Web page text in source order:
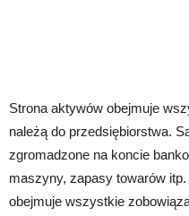
Strona aktywów obejmuje
należą do przedsiębiorstwa.
zgromadzone na koncie
maszyny, zapasy towarów
obejmuje wszystkie